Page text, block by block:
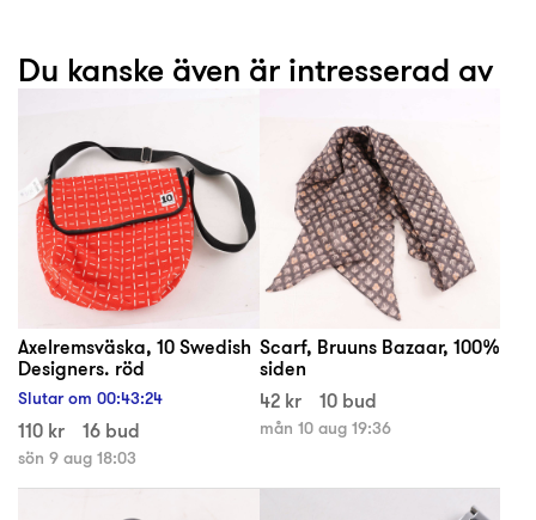
Du kanske även är intresserad av
Axelremsväska, 10 Swedish
Designers. röd
Slutar om 00:43:24
110 kr 16 bud
sön 9 aug 18:03
Scarf, Bruuns Bazaar, 100%
siden
42 kr
10 bud
mån 10 aug 19:36